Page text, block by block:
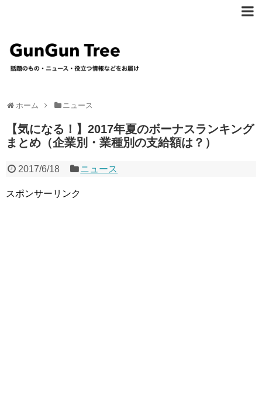
ホーム ニュース
【気になる！】2017年夏のボーナスランキング
まとめ（企業別・業種別の支給額は？）
2017/6/18 ニュース
スポンサーリンク